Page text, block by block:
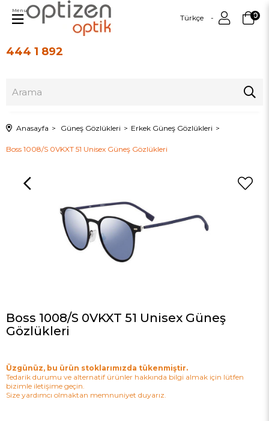
444 1 892
Türkçe 0
Menu
Anasayfa Güneş Gözlükleri Erkek Güneş Gözlükleri
Boss 1008/S 0VKXT 51 Unisex Güneş Gözlükleri
Boss 1008/S 0VKXT 51 Unisex Güneş
Gözlükleri
Üzgünüz, bu ürün stoklarımızda tükenmiştir.
Tedarik durumu ve alternatif ürünler hakkında bilgi almak için lütfen
bizimle iletişime geçin.
Size yardımcı olmaktan memnuniyet duyarız.